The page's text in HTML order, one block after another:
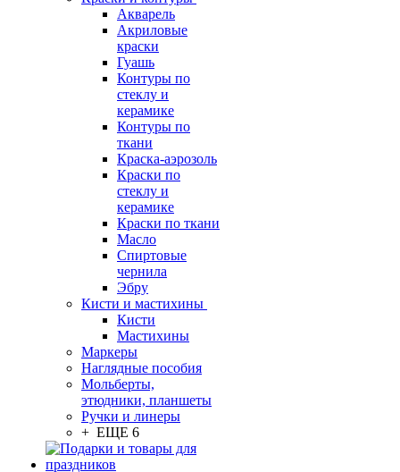
Акварель
Акриловые
краски
Гуашь
Контуры по
стеклу и
керамике
Контуры по
ткани
Краска-аэрозоль
Краски по
стеклу и
керамике
Краски по ткани
Масло
Спиртовые
чернила
Эбру
Кисти и мастихины
Кисти
Мастихины
Маркеры
Наглядные пособия
Мольберты,
этюдники, планшеты
Ручки и линеры
+ ЕЩЕ 6